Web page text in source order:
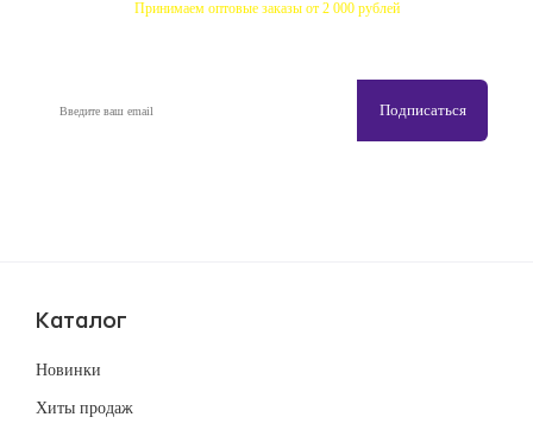
Принимаем оптовые заказы от 2 000 рублей
Каталог
Новинки
Хиты продаж